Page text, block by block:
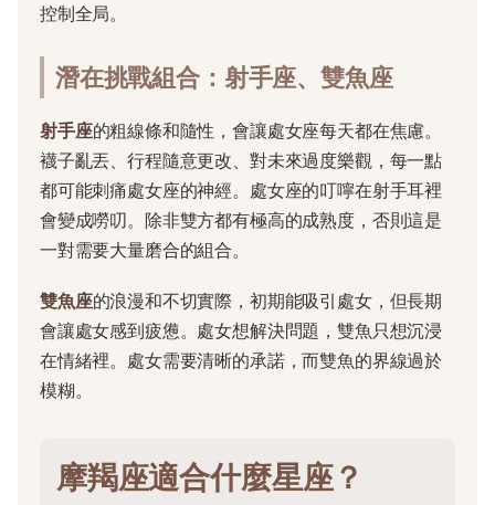
控制全局。
潛在挑戰組合：射手座、雙魚座
射手座的粗線條和隨性，會讓處女座每天都在焦慮。
襪子亂丟、行程隨意更改、對未來過度樂觀，每一點
都可能刺痛處女座的神經。處女座的叮嚀在射手耳裡
會變成嘮叨。除非雙方都有極高的成熟度，否則這是
一對需要大量磨合的組合。
雙魚座的浪漫和不切實際，初期能吸引處女，但長期
會讓處女感到疲憊。處女想解決問題，雙魚只想沉浸
在情緒裡。處女需要清晰的承諾，而雙魚的界線過於
模糊。
摩羯座適合什麼星座？